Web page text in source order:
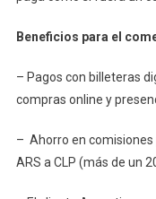
Beneficios para el
– Pagos con billeteras
compras online y
– Ahorro en
ARS a CLP (más de un